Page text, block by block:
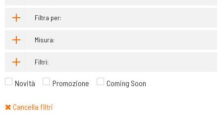
Filtra per:
Misura:
Filtri:
Novità Promozione Coming Soon
Cancella filtri